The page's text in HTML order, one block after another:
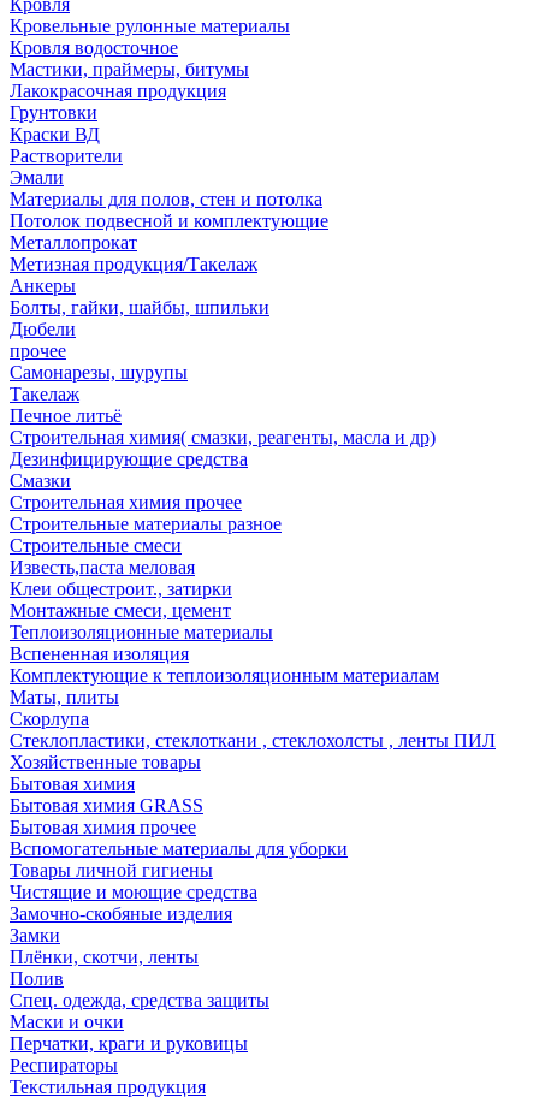
Кровля
Кровельные рулонные материалы
Кровля водосточное
Мастики, праймеры, битумы
Лакокрасочная продукция
Грунтовки
Краски ВД
Растворители
Эмали
Материалы для полов, стен и потолка
Потолок подвесной и комплектующие
Металлопрокат
Метизная продукция/Такелаж
Анкеры
Болты, гайки, шайбы, шпильки
Дюбели
прочее
Самонарезы, шурупы
Такелаж
Печное литьё
Строительная химия( смазки, реагенты, масла и др)
Дезинфицирующие средства
Смазки
Строительная химия прочее
Строительные материалы разное
Строительные смеси
Известь,паста меловая
Клеи общестроит., затирки
Монтажные смеси, цемент
Теплоизоляционные материалы
Вспененная изоляция
Комплектующие к теплоизоляционным материалам
Маты, плиты
Скорлупа
Стеклопластики, стеклоткани , стеклохолсты , ленты ПИЛ
Хозяйственные товары
Бытовая химия
Бытовая химия GRASS
Бытовая химия прочее
Вспомогательные материалы для уборки
Товары личной гигиены
Чистящие и моющие средства
Замочно-скобяные изделия
Замки
Плёнки, скотчи, ленты
Полив
Спец. одежда, средства защиты
Маски и очки
Перчатки, краги и руковицы
Респираторы
Текстильная продукция